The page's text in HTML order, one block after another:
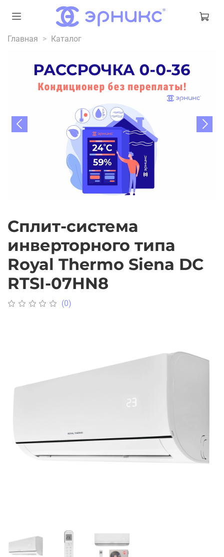
Главная Каталог
Сплит-система
инверторного типа
Royal Thermo Siena DC
RTSI-07HN8
(0)